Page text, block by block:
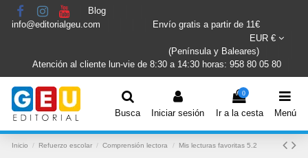
Blog
info@editorialgeu.com
Envío gratis a partir de 11€
EUR €
(Península y Baleares)
Atención al cliente lun-vie de 8:30 a 14:30 horas: 958 80 05 80
Busca Iniciar sesión
0
Ir a la cesta Menú
Inicio Refuerzo escolar Comprensión lectora Mis lecturas favoritas 5.2